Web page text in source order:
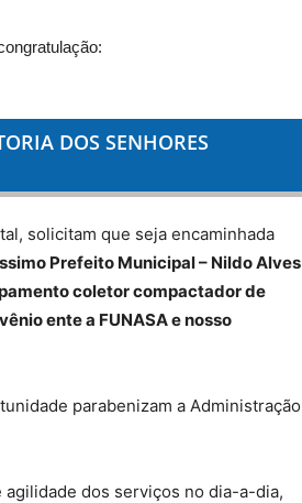
DOS SENHORES
solicitam que seja encaminhada
Prefeito Municipal – Nildo Alves
coletor compactador de
ente a FUNASA e nosso
parabenizam a Administração
dos serviços no dia-a-dia,